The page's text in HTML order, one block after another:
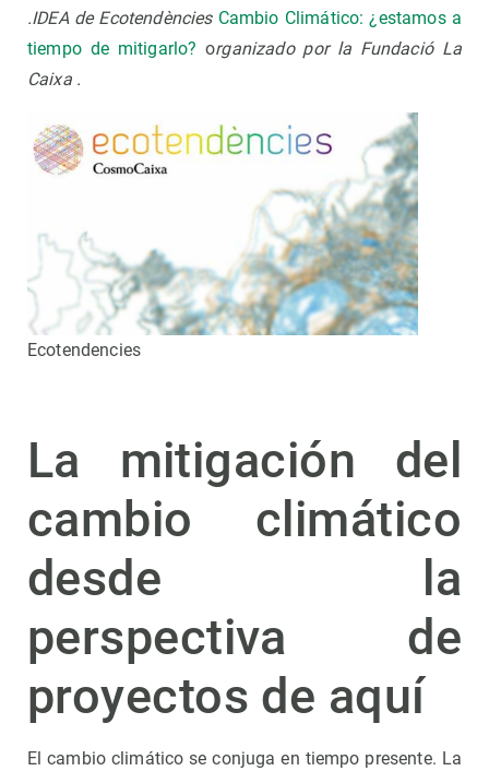
.IDEA de Ecotendències Cambio Climático: ¿estamos a
tiempo de mitigarlo? organizado por la Fundació La
Caixa .
Ecotendencies
La mitigación del
cambio climático
desde la
perspectiva de
proyectos de aquí
El cambio climático se conjuga en tiempo presente. La